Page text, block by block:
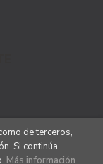
de terceros,
Si continúa
Más información